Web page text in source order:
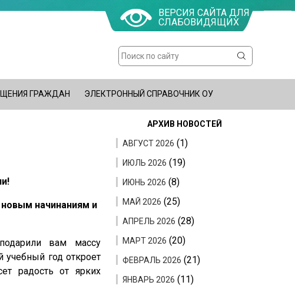
Форма
поиска
Поиск
ВЕРСИЯ САЙТА ДЛЯ
СЛАБОВИДЯЩИХ
ГРАЖДАН ЭЛЕКТРОННЫЙ СПРАВОЧНИК ОУ
начинаниям и
вам массу
учебный год откроет
радость от ярких
АРХИВ НОВОСТЕЙ
АВГУСТ 2026 (1)
ИЮЛЬ 2026 (19)
ИЮНЬ 2026 (8)
МАЙ 2026 (25)
АПРЕЛЬ 2026 (28)
МАРТ 2026 (20)
ФЕВРАЛЬ 2026 (21)
ЯНВАРЬ 2026 (11)